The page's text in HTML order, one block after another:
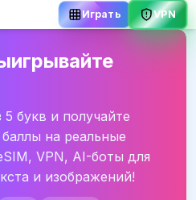
Играть VPN
букв и получайте
на реальные
VPN, AI-боты для
и изображений!